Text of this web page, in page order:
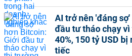
AI trở nên 'đáng
đầu tư tháo chạy
40%, 150 tỷ USD
tiếc